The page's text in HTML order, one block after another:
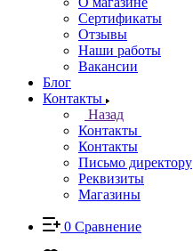
Сертификаты
Отзывы
Наши работы
Вакансии
Блог
Контакты
Назад
Контакты
Контакты
Письмо директору
Реквизиты
Магазины
0 Сравнение